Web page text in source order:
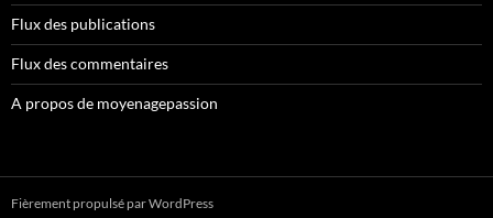
Flux des publications
Flux des commentaires
A propos de moyenagepassion
Fièrement propulsé par WordPress